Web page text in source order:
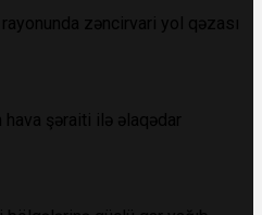
zəncirvari yol qəzası
şəraiti ilə əlaqədar